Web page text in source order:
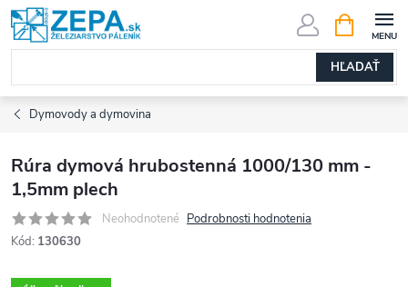
Prejsť
na
obsah
HĽADAŤ
KOŠÍK
Dymovody a dymovina
Rúra dymová hrubostenná 1000/130 mm -
1,5mm plech
Neohodnotené Podrobnosti hodnotenia
Kód: 130630